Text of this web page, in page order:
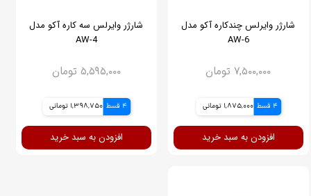
شارژر وایرلس چندکاره آکو مدل
AW-6
۷,۵۰۰,۰۰۰ تومان
4 قسط 1,875,000 تومانی
افزودن به سبد خرید
شارژر وایرلس سه کاره آکو مدل
AW-4
۵,۵۹۵,۰۰۰ تومان
4 قسط 1,398,750 تومانی
افزودن به سبد خرید